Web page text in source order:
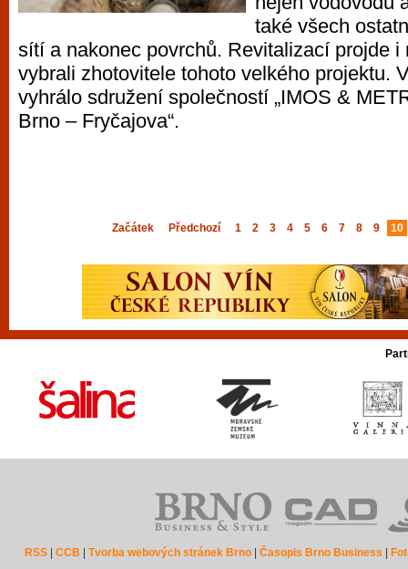
také všech
sítí a nakonec povrchů. Revitalizací projde
vybrali zhotovitele tohoto velkého projektu.
vyhrálo sdružení společností „IMOS &
Brno – Fryčajova“.
Začátek Předchozí 1 2 3 4 5 6 7 8 9 10
RSS |CCB |Tvorba webových stránek Brno |Časopis Brno Business